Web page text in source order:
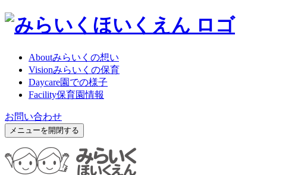
Aboutみらいくの想い
Visionみらいくの保育
Daycare園での様子
Facility保育園情報
お問い合わせ
メニューを開閉する